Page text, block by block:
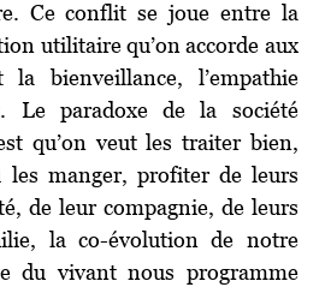
Ce conflit se joue entre la
utilitaire qu’on accorde aux
bienveillance, l’empathie
Le paradoxe de la société
qu’on veut les traiter bien,
les manger, profiter de leurs
de leur compagnie, de leurs
la co-évolution de notre
du vivant nous programme